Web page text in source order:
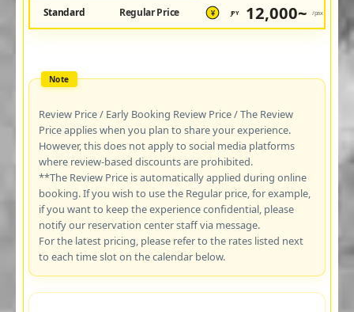
Standard Regular Price ¥ JPY 12,000~ /pax
Review Price / Early Booking Review Price / The Review
Price applies when you plan to share your experience.
However, this does not apply to social media platforms
where review-based discounts are prohibited.
**The Review Price is automatically applied during online
booking. If you wish to use the Regular price, for example,
if you want to keep the experience confidential, please
notify our reservation center staff via message.
For the latest pricing, please refer to the rates listed next
to each time slot on the calendar below.